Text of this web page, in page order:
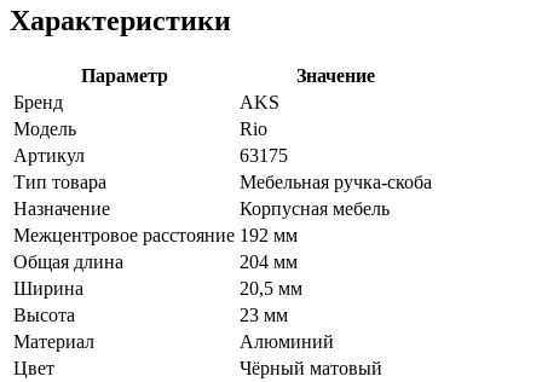
Характеристики
Параметр
Значение
Бренд
AKS
Модель
Rio
Артикул
63175
Тип товара
Мебельная ручка-скоба
Назначение
Корпусная мебель
Межцентровое расстояние 192 мм
Общая длина
204 мм
Ширина
20,5 мм
Высота
23 мм
Материал
Алюминий
Цвет
Чёрный матовый